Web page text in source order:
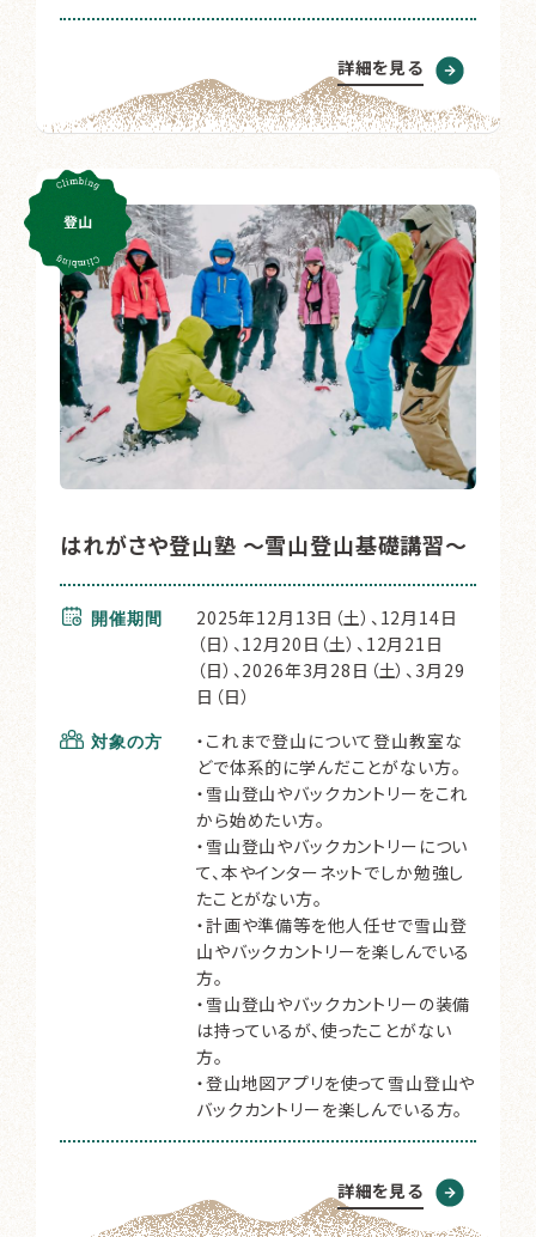
詳細を見る
はれがさや登山塾 〜雪山登山基礎講習〜
開催期間
2025年12月13日（土）、12月14日
（日）、12月20日（土）、12月21日
（日）、2026年3月28日（土）、3月29
日（日）
対象の方
・これまで登山について登山教室な
どで体系的に学んだことがない方。
・雪山登山やバックカントリーをこれ
から始めたい方。
・雪山登山やバックカントリーについ
て、本やインターネットでしか勉強し
たことがない方。
・計画や準備等を他人任せで雪山登
山やバックカントリーを楽しんでいる
方。
・雪山登山やバックカントリーの装備
は持っているが、使ったことがない
方。
・登山地図アプリを使って雪山登山や
バックカントリーを楽しんでいる方。
詳細を見る